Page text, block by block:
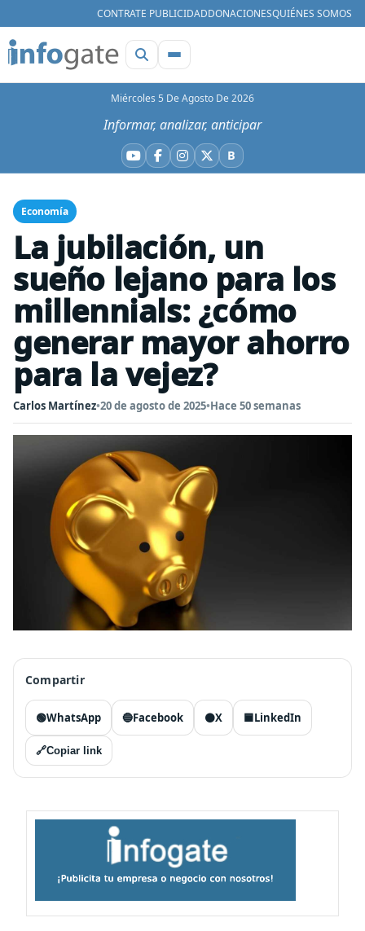
CONTRATE PUBLICIDADDONACIONESQUIÉNES SOMOS
Miércoles 5 De Agosto De 2026
Informar, analizar, anticipar
YouTube
Facebook
Instagram
X BBluesky
Economía
La jubilación, un
sueño lejano para los
millennials: ¿cómo
generar mayor ahorro
para la vejez?
Carlos Martínez•20 de agosto de 2025•Hace 50 semanas
Compartir
🟢WhatsApp 🔵Facebook ⚫X 🟦LinkedIn
🔗Copiar link